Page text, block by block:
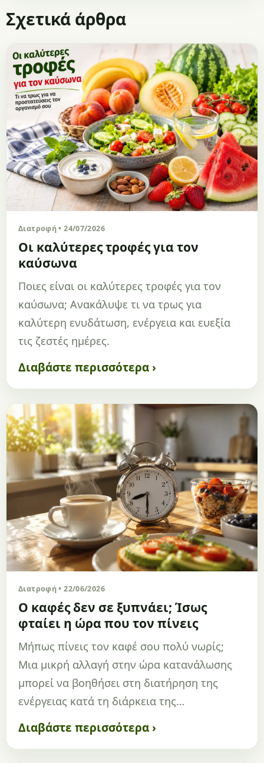
Σχετικά άρθρα
Διατροφή • 24/07/2026
Οι καλύτερες τροφές για τον
καύσωνα
Ποιες είναι οι καλύτερες τροφές για τον
καύσωνα; Ανακάλυψε τι να τρως για
καλύτερη ενυδάτωση, ενέργεια και ευεξία
τις ζεστές ημέρες.
Διαβάστε περισσότερα ›
Διατροφή • 22/06/2026
Ο καφές δεν σε ξυπνάει; Ίσως
φταίει η ώρα που τον πίνεις
Μήπως πίνεις τον καφέ σου πολύ νωρίς;
Μια μικρή αλλαγή στην ώρα κατανάλωσης
μπορεί να βοηθήσει στη διατήρηση της
ενέργειας κατά τη διάρκεια της…
Διαβάστε περισσότερα ›